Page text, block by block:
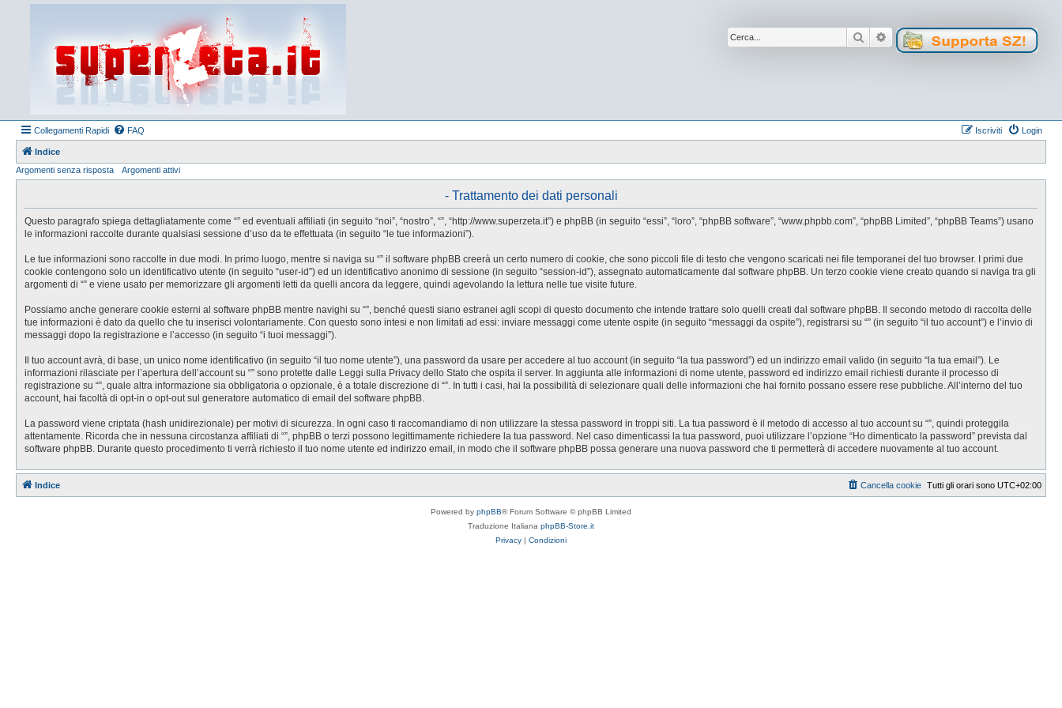
Cerca Ricerca avanzata
Collegamenti Rapidi FAQ Login
Iscriviti
Indice
Argomenti senza risposta
Argomenti attivi
- Trattamento dei dati personali
Questo paragrafo spiega dettagliatamente come “” ed eventuali affiliati (in seguito “noi”, “nostro”, “”, “http://www.superzeta.it”) e phpBB (in seguito “essi”, “loro”, “phpBB software”, “www.phpbb.com”, “phpBB Limited”, “phpBB Teams”) usano
le informazioni raccolte durante qualsiasi sessione d’uso da te effettuata (in seguito “le tue informazioni”).
Le tue informazioni sono raccolte in due modi. In primo luogo, mentre si naviga su “” il software phpBB creerà un certo numero di cookie, che sono piccoli file di testo che vengono scaricati nei file temporanei del tuo browser. I primi due
cookie contengono solo un identificativo utente (in seguito “user-id”) ed un identificativo anonimo di sessione (in seguito “session-id”), assegnato automaticamente dal software phpBB. Un terzo cookie viene creato quando si naviga tra gli
argomenti di “” e viene usato per memorizzare gli argomenti letti da quelli ancora da leggere, quindi agevolando la lettura nelle tue visite future.
Possiamo anche generare cookie esterni al software phpBB mentre navighi su “”, benché questi siano estranei agli scopi di questo documento che intende trattare solo quelli creati dal software phpBB. Il secondo metodo di raccolta delle
tue informazioni è dato da quello che tu inserisci volontariamente. Con questo sono intesi e non limitati ad essi: inviare messaggi come utente ospite (in seguito “messaggi da ospite”), registrarsi su “” (in seguito “il tuo account”) e l’invio di
messaggi dopo la registrazione e l’accesso (in seguito “i tuoi messaggi”).
Il tuo account avrà, di base, un unico nome identificativo (in seguito “il tuo nome utente”), una password da usare per accedere al tuo account (in seguito “la tua password”) ed un indirizzo email valido (in seguito “la tua email”). Le
informazioni rilasciate per l’apertura dell’account su “” sono protette dalle Leggi sulla Privacy dello Stato che ospita il server. In aggiunta alle informazioni di nome utente, password ed indirizzo email richiesti durante il processo di
registrazione su “”, quale altra informazione sia obbligatoria o opzionale, è a totale discrezione di “”. In tutti i casi, hai la possibilità di selezionare quali delle informazioni che hai fornito possano essere rese pubbliche. All’interno del tuo
account, hai facoltà di opt-in o opt-out sul generatore automatico di email del software phpBB.
La password viene criptata (hash unidirezionale) per motivi di sicurezza. In ogni caso ti raccomandiamo di non utilizzare la stessa password in troppi siti. La tua password è il metodo di accesso al tuo account su “”, quindi proteggila
attentamente. Ricorda che in nessuna circostanza affiliati di “”, phpBB o terzi possono legittimamente richiedere la tua password. Nel caso dimenticassi la tua password, puoi utilizzare l’opzione “Ho dimenticato la password” prevista dal
software phpBB. Durante questo procedimento ti verrà richiesto il tuo nome utente ed indirizzo email, in modo che il software phpBB possa generare una nuova password che ti permetterà di accedere nuovamente al tuo account.
Indice Tutti gli orari sono UTC+02:00
Cancella cookie
Powered by phpBB® Forum Software © phpBB Limited
Traduzione Italiana phpBB-Store.it
Privacy | Condizioni